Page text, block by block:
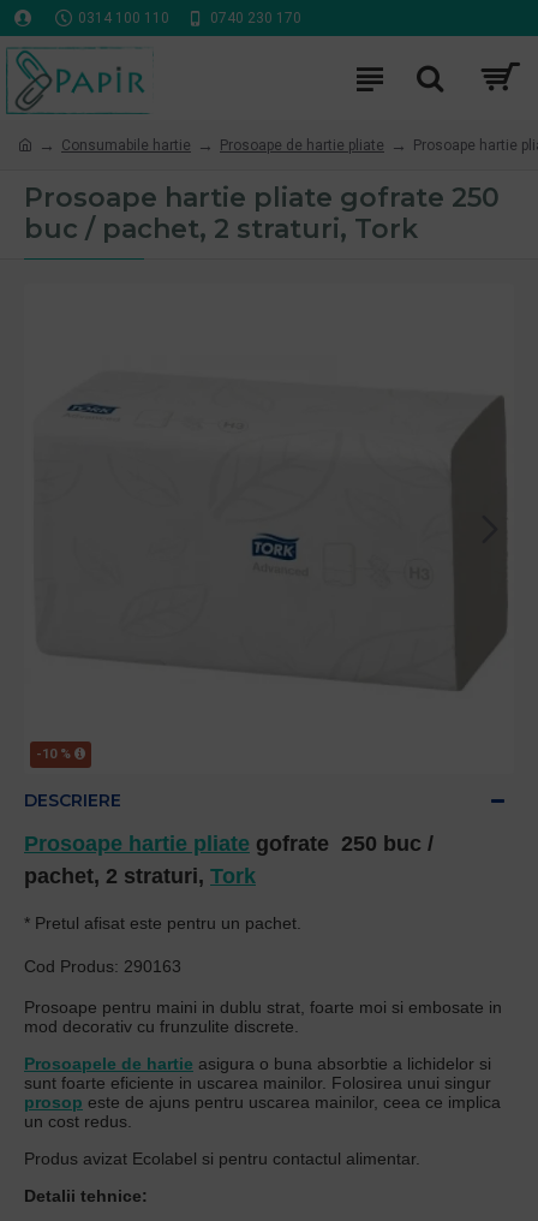
0314 100 110 0740 230 170
Consumabile hartie Prosoape de hartie pliate Prosoape hartie
Prosoape hartie pliate gofrate 250
buc / pachet, 2 straturi, Tork
-10 %
DESCRIERE
Prosoape hartie pliate gofrate 250 buc /
pachet, 2 straturi, Tork
* Pretul afisat este pentru un pachet.
Cod Produs: 290163
Prosoape pentru maini in dublu strat, foarte moi si embosate in
mod decorativ cu frunzulite discrete.
Prosoapele de hartie asigura o buna absorbtie a lichidelor si
sunt foarte eficiente in uscarea mainilor. Folosirea unui singur
prosop este de ajuns pentru uscarea mainilor, ceea ce implica
un cost redus.
Produs avizat Ecolabel si pentru contactul alimentar.
Detalii tehnice: